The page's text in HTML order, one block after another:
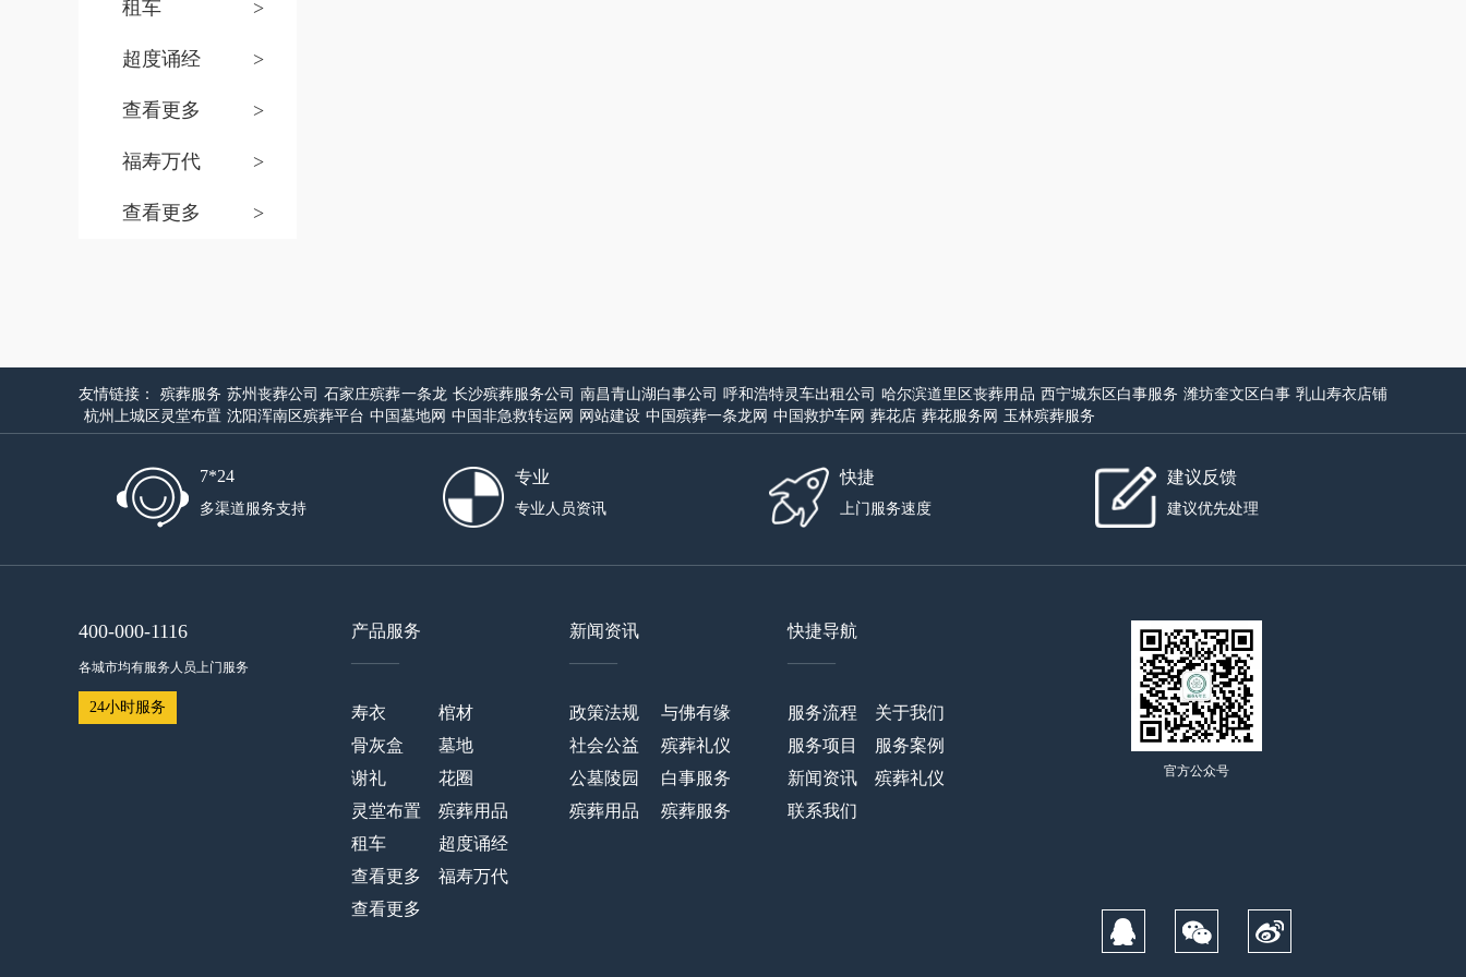
租车 >
超度诵经 >
查看更多 >
福寿万代 >
查看更多 >
友情链接： 殡葬服务 苏州丧葬公司 石家庄殡葬一条龙 长沙殡葬服务公司 南昌青山湖白事公司 呼和浩特灵车出租公司 哈尔滨道里区丧葬用品 西宁城东区白事服务 潍坊奎文区白事 乳山寿衣店铺
杭州上城区灵堂布置 沈阳浑南区殡葬平台 中国墓地网 中国非急救转运网 网站建设 中国殡葬一条龙网 中国救护车网 葬花店 葬花服务网 玉林殡葬服务
7*24
多渠道服务支持
专业
专业人员资讯
快捷
上门服务速度
建议反馈
建议优先处理
400-000-1116
各城市均有服务人员上门服务
24小时服务
产品服务
——
寿衣
棺材
骨灰盒
墓地
谢礼
花圈
灵堂布置
殡葬用品
租车
超度诵经
查看更多
福寿万代
查看更多
新闻资讯
——
政策法规
与佛有缘
社会公益
殡葬礼仪
公墓陵园
白事服务
殡葬用品
殡葬服务
快捷导航
——
服务流程
关于我们
服务项目
服务案例
新闻资讯
殡葬礼仪
联系我们
官方公众号